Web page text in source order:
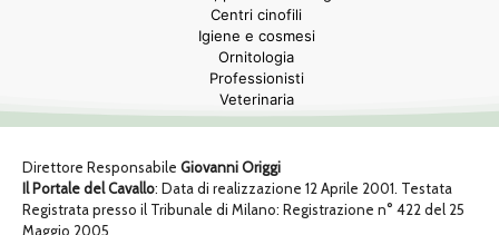
Centri cinofili
Igiene e cosmesi
Ornitologia
Professionisti
Veterinaria
Direttore Responsabile Giovanni Origgi
Il Portale del Cavallo: Data di realizzazione 12 Aprile 2001. Testata
Registrata presso il Tribunale di Milano: Registrazione n° 422 del 25
Maggio 2005